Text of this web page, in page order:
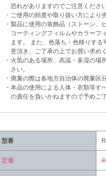
恐れがありますのでご注意くださ
・ご使用の頻度や取り扱い方により
・製品に使用の装飾品（ストーン、
コーティングフィルムやカラーフ
ます。 また、色落ち・色移りする
意頂き、ご了承の上でお買い求め
・火気のある場所、高温・多湿の場
さい。
・廃棄の際は各地方自治体の廃棄区
・本品の使用による人体・衣類等す
の責任を負いかねますので予めご
型番
定価